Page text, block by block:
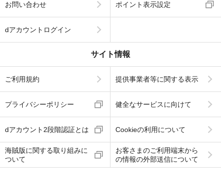
お問い合わせ ポイント表示設定
dアカウントログイン
サイト情報
ご利用規約 提供事業者等に関する表示
プライバシーポリシー 健全なサービスに向けて
dアカウント2段階認証とは Cookieの利用について
海賊版に関する取り組みに
ついて
お客さまのご利用端末から
の情報の外部送信について